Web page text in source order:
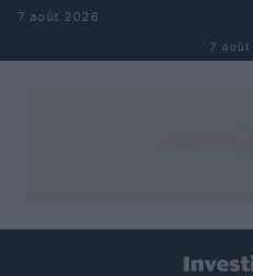
Aller au contenu
7 août 2026
7 août